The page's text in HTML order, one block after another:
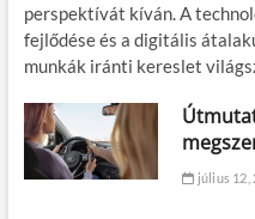
perspektívát kíván. A
fejlődése és a digitális
munkák iránti kereslet
július 12,